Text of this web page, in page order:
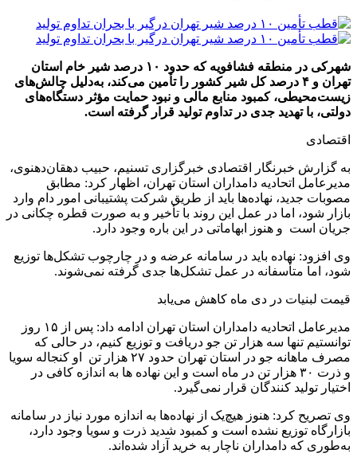
شهرکی در منطقه فشافویه که حدود ۱۰ درصد شیر خام استان
تهران و ۴ درصد کل شیر کشور را تأمین می‌کند، به‌دلیل چالش‌های
زیست‌محیطی، کمبود منابع مالی و نبود حمایت مؤثر دستگاه‌های
دولتی، با تهدید جدی در تداوم تولید قرار گرفته است.
اقتصادی
به گزارش خبرنگار اقتصادی خبرگزاری تسنیم، حبیب دهقان‌دهنوی،
مدیرعامل اتحادیه دامداران استان تهران، اظهار کرد: مطابق
مصوبات جدید، نهاده‌ها باید از طریق شرکت پشتیبانی امور دام وارد
بازار شود، اما در عمل این روند با تأخیر و به صورت قطره چکانی در
جریان است و هنوز ابهاماتی در این باره وجود دارد.
وی افزود: نهاده باید در سامانه عرضه و در چارچوب تشکل‌ها توزیع
شود، اما متأسفانه در عمل تشکل‌ها جدی گرفته نمی‌شوند.
قیمت لبنیات در دی ماه کاهش می‌یابد
مدیرعامل اتحادیه دامداران استان تهران ادامه داد: پس از ۱۵ روز
توانستیم تنها سه هزار تن جو دریافت و توزیع کنیم، در حالی که
مصرف ماهانه جو در استان تهران حدود ۲۷ هزار تن او کنجاله سویا
و ذرت ۳۰ هزار تن در ماه است و این نهاده ها به اندازه کافی در
اختیار تولید کنندگان قرار نمی‌گیرد.
وی تصریح کرد: هنوز هیچ‌یک از نهاده‌ها به اندازه مورد نیاز در سامانه
بازارگاه توزیع نشده است و کمبود شدید ذرت و سویا وجود دارد،
به‌طوری که دامداران ناچار به خرید آزاد شده‌اند.